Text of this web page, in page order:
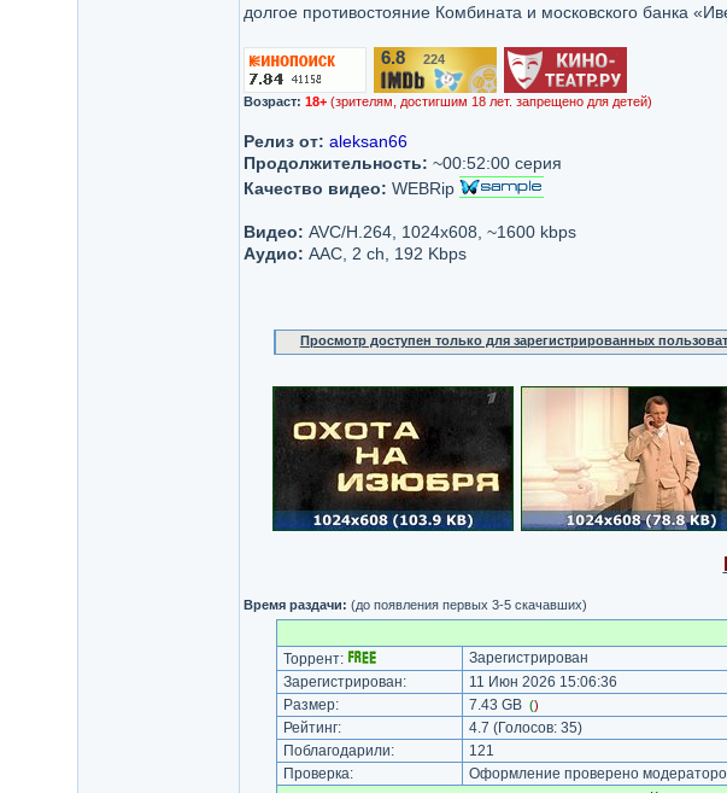
долгое противостояние Комбината и московского банка
6.8/10 224
Возраст: 18+ (зрителям, достигшим 18 лет. запрещено для детей)
Релиз от: aleksan66
Продолжительность: ~00:52:00 серия
Качество видео: WEBRip
Видео: AVC/H.264, 1024х608, ~1600 kbps
Аудио: AAC, 2 ch, 192 Kbps
Просмотр доступен только для зарегистрированных
Время раздачи: (до появления первых 3-5 скачавших)
Торрент:
Зарегистрирован
Зарегистрирован:
11 Июн 2026 15:06:36
Размер:
7.43 GB ()
Рейтинг: 4.7 (Голосов: 35)
Поблагодарили:
121
Проверка:
Оформление проверено